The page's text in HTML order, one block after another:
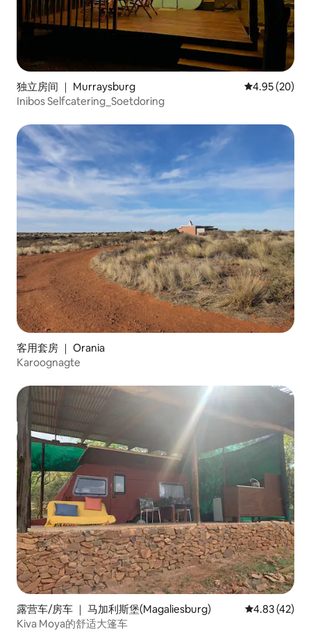
独立房间 ｜ Murraysburg 平均评分
4.95 (20)
Inibos Selfcatering_Soetdoring
客用套房 ｜ Orania
Karoognagte
露营车/房车 ｜ 马加利斯堡(Magaliesburg) 平均评分
4.83 (42)
Kiva Moya的舒适大篷车